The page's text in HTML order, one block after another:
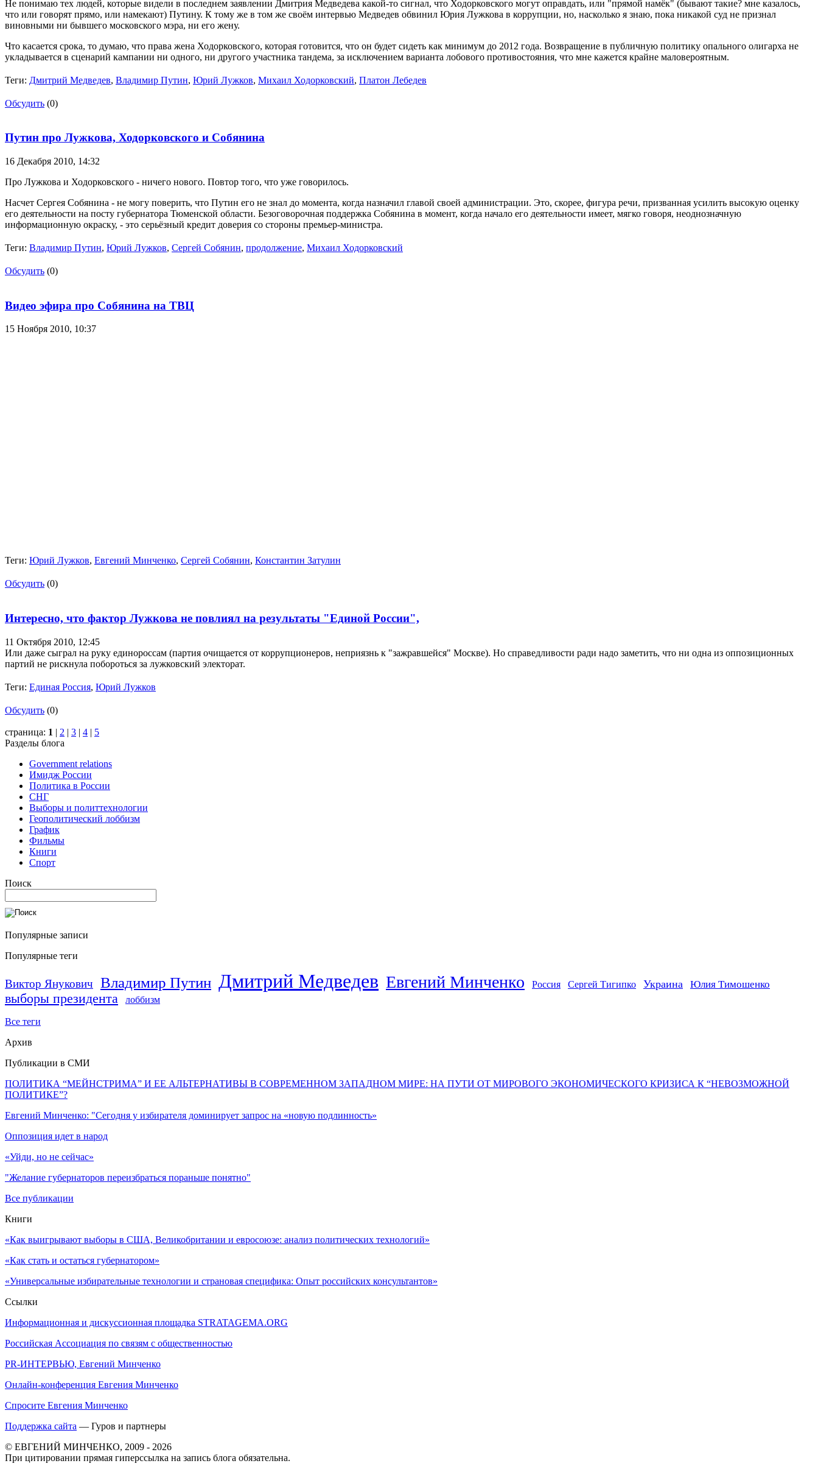
Не понимаю тех людей, которые видели в последнем заявлении Дмитрия Медведева какой-то сигнал, что Ходорковского могут оправдать, или "прямой намёк" (бывают такие? мне казалось,
что или говорят прямо, или намекают) Путину. К тому же в том же своём интервью Медведев обвинил Юрия Лужкова в коррупции, но, насколько я знаю, пока никакой суд не признал
виновными ни бывшего московского мэра, ни его жену.
Что касается срока, то думаю, что права жена Ходорковского, которая готовится, что он будет сидеть как минимум до 2012 года. Возвращение в публичную политику опального олигарха не
укладывается в сценарий кампании ни одного, ни другого участника тандема, за исключением варианта лобового противостояния, что мне кажется крайне маловероятным.
Теги: Дмитрий Медведев, Владимир Путин, Юрий Лужков, Михаил Ходорковский, Платон Лебедев
Обсудить (0)
Путин про Лужкова, Ходорковского и Собянина
16 Декабря 2010, 14:32
Про Лужкова и Ходорковского - ничего нового. Повтор того, что уже говорилось.
Насчет Сергея Собянина - не могу поверить, что Путин его не знал до момента, когда назначил главой своей администрации. Это, скорее, фигура речи, призванная усилить высокую оценку
его деятельности на посту губернатора Тюменской области. Безоговорочная поддержка Собянина в момент, когда начало его деятельности имеет, мягко говоря, неоднозначную
информационную окраску, - это серьёзный кредит доверия со стороны премьер-министра.
Теги: Владимир Путин, Юрий Лужков, Сергей Собянин, продолжение, Михаил Ходорковский
Обсудить (0)
Видео эфира про Собянина на ТВЦ
15 Ноября 2010, 10:37
Теги: Юрий Лужков, Евгений Минченко, Сергей Собянин, Константин Затулин
Обсудить (0)
Интересно, что фактор Лужкова не повлиял на результаты "Единой России",
11 Октября 2010, 12:45
Или даже сыграл на руку единороссам (партия очищается от коррупционеров, неприязнь к "зажравшейся" Москве). Но справедливости ради надо заметить, что ни одна из оппозиционных
партий не рискнула побороться за лужковский электорат.
Теги: Единая Россия, Юрий Лужков
Обсудить (0)
страница: 1 | 2 | 3 | 4 | 5
Разделы блога
Government relations
Имидж России
Политика в России
СНГ
Выборы и политтехнологии
Геополитический лоббизм
График
Фильмы
Книги
Спорт
Поиск
Популярные записи
Популярные теги
Виктор Янукович Владимир Путин Дмитрий Медведев Евгений Минченко Россия Сергей Тигипко Украина Юлия Тимошенко
выборы президента лоббизм
Все теги
Архив
Публикации в СМИ
ПОЛИТИКА “МЕЙНСТРИМА” И ЕЕ АЛЬТЕРНАТИВЫ В СОВРЕМЕННОМ ЗАПАДНОМ МИРЕ: НА ПУТИ ОТ МИРОВОГО ЭКОНОМИЧЕСКОГО КРИЗИСА К “НЕВОЗМОЖНОЙ
ПОЛИТИКЕ”?
Евгений Минченко: "Сегодня у избирателя доминирует запрос на «новую подлинность»
Оппозиция идет в народ
«Уйди, но не сейчас»
"Желание губернаторов переизбраться пораньше понятно"
Все публикации
Книги
«Как выигрывают выборы в США, Великобритании и евросоюзе: анализ политических технологий»
«Как стать и остаться губернатором»
«Универсальные избирательные технологии и страновая специфика: Опыт российских консультантов»
Ссылки
Информационная и дискуссионная площадка STRATAGEMA.ORG
Российская Ассоциация по связям с общественностью
PR-ИНТЕРВЬЮ, Евгений Минченко
Онлайн-конференция Евгения Минченко
Спросите Евгения Минченко
Поддержка сайта — Гуров и партнеры
© ЕВГЕНИЙ МИНЧЕНКО, 2009 - 2026
При цитировании прямая гиперссылка на запись блога обязательна.